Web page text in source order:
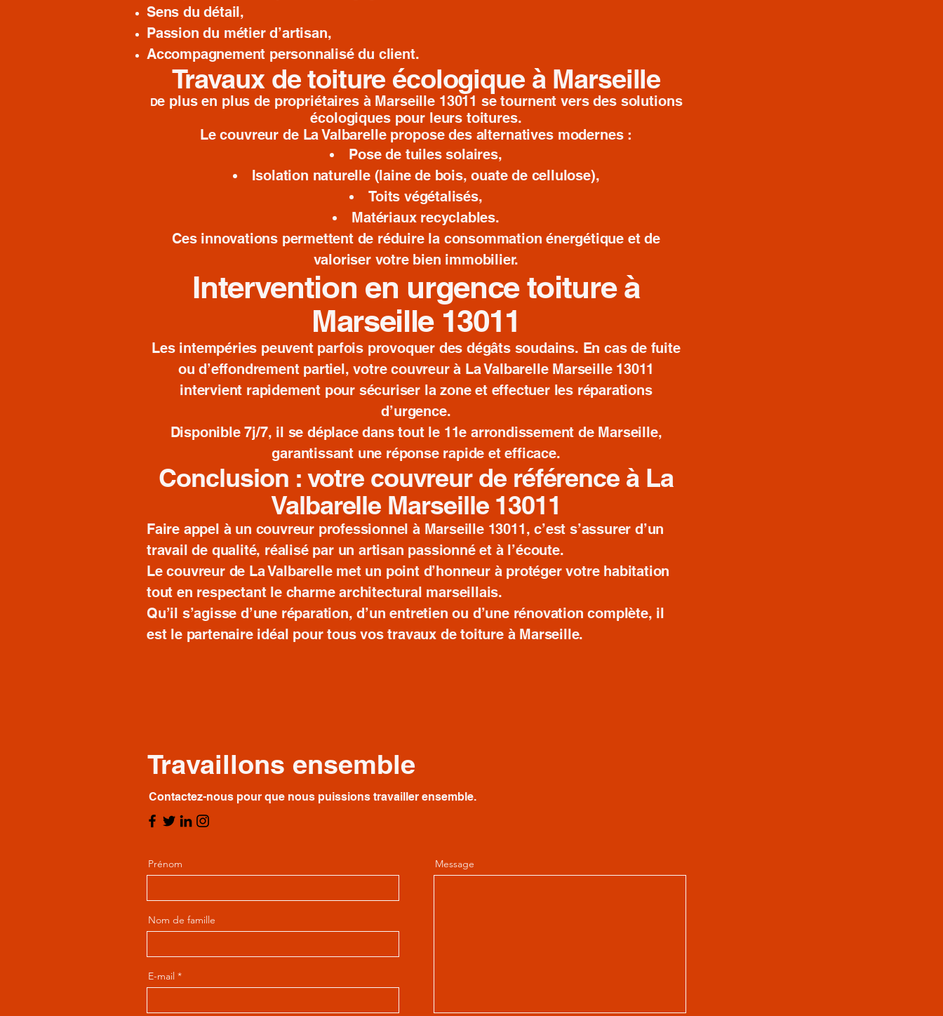
Sens du détail,
Passion du métier d’artisan,
Accompagnement personnalisé du client.
Travaux de toiture écologique à Marseille
De plus en plus de propriétaires à Marseille 13011 se tournent vers des solutions
écologiques pour leurs toitures.
Le couvreur de La Valbarelle propose des alternatives modernes :
Pose de tuiles solaires,
Isolation naturelle (laine de bois, ouate de cellulose),
Toits végétalisés,
Matériaux recyclables.
Ces innovations permettent de réduire la consommation énergétique et de
valoriser votre bien immobilier.
Intervention en urgence toiture à
Marseille 13011
Les intempéries peuvent parfois provoquer des dégâts soudains. En cas de fuite
ou d’effondrement partiel, votre couvreur à La Valbarelle Marseille 13011
intervient rapidement pour sécuriser la zone et effectuer les réparations
d’urgence.
Disponible 7j/7, il se déplace dans tout le 11e arrondissement de Marseille,
garantissant une réponse rapide et efficace.
Conclusion : votre couvreur de référence à La
Valbarelle Marseille 13011
Faire appel à un couvreur professionnel à Marseille 13011, c’est s’assurer d’un
travail de qualité, réalisé par un artisan passionné et à l’écoute.
Le couvreur de La Valbarelle met un point d’honneur à protéger votre habitation
tout en respectant le charme architectural marseillais.
Qu’il s’agisse d’une réparation, d’un entretien ou d’une rénovation complète, il
est le partenaire idéal pour tous vos travaux de toiture à Marseille.
Travaillons ensemble
Contactez-nous pour que nous puissions travailler ensemble.
Prénom
Nom de famille
E-mail
Message